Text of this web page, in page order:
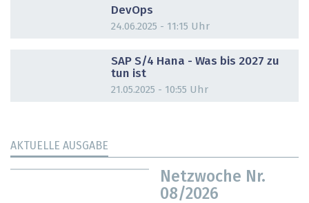
DevOps
24.06.2025 - 11:15 Uhr
SAP S/4 Hana - Was bis 2027 zu
tun ist
21.05.2025 - 10:55 Uhr
AKTUELLE AUSGABE
Netzwoche Nr.
08/2026